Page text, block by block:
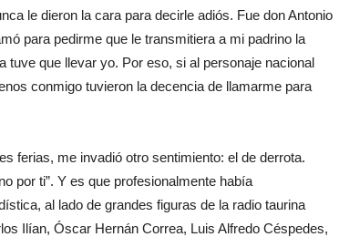
le dieron la cara para decirle adiós. Fue don Antonio
para pedirme que le transmitiera a mi padrino la
tuve que llevar yo. Por eso, si al personaje nacional
conmigo tuvieron la decencia de llamarme para
ferias, me invadió otro sentimiento: el de derrota.
por ti”. Y es que profesionalmente había
al lado de grandes figuras de la radio taurina
Ilían, Óscar Hernán Correa, Luis Alfredo Céspedes,